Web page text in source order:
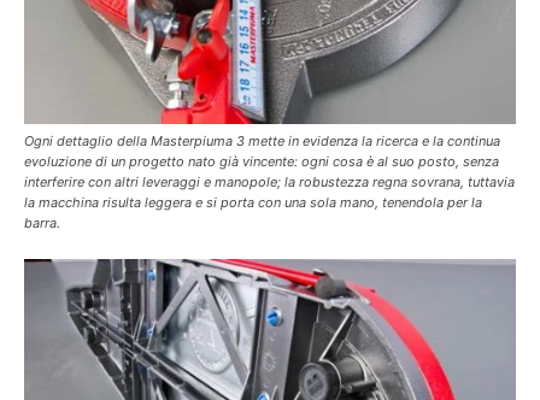
Ogni dettaglio della Masterpiuma 3 mette in evidenza la ricerca e la continua
evoluzione di un progetto nato già vincente: ogni cosa è al suo posto, senza
interferire con altri leveraggi e manopole; la robustezza regna sovrana, tuttavia
la macchina risulta leggera e si porta con una sola mano, tenendola per la
barra.